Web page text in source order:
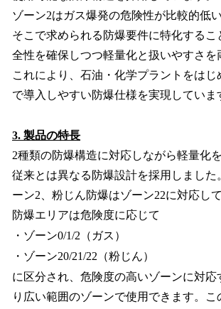
ゾーン2はガス爆発の危険性が比較的低
そこで求められる防爆要件に特化するこ
全性を確保しつつ軽量化と扱いやすさを
これにより、石油・化学プラントをはじ
で導入しやすい防爆仕様を実現していま
3. 製品の特長
2種類の防爆構造に対応しながら軽量化
従来とは異なる防爆設計を採用しました
ーン2、粉じん防爆はゾーン22に対応して
防爆エリアは危険度に応じて
・ゾーン0/1/2（ガス）
・ゾーン20/21/22（粉じん）
に区分され、危険度の高いゾーンに対応
り広い範囲のゾーンで使用できます。こ